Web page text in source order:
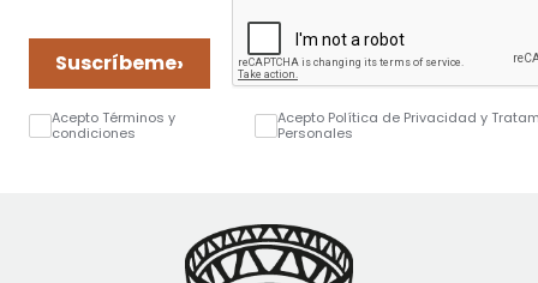
Suscríbeme›
Acepto Términos y
condiciones
Acepto Política de Privacidad y
Personales